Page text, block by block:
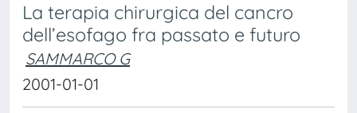
La terapia chirurgica del cancro
dell’esofago fra passato e futuro
SAMMARCO G
2001-01-01